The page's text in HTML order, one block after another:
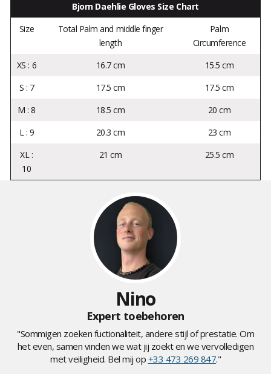
Bjorn Daehlie Gloves Size Chart
Size
Total Palm and middle finger
length
Palm
Circumference
XS : 6
16.7 cm
15.5 cm
S : 7
17.5 cm
17.5 cm
M : 8
18.5 cm
20 cm
L : 9
20.3 cm
23 cm
XL :
10
21 cm 25.5 cm
Nino
Expert toebehoren
"Sommigen zoeken fuctionaliteit, andere stijl of prestatie. Om
het even, samen vinden we wat jij zoekt en we vervolledigen
met veiligheid. Bel mij op +33 473 269 847."